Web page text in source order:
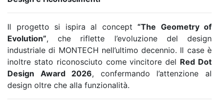
Il progetto si ispira al concept “The Geometry of
Evolution”, che riflette l’evoluzione del design
industriale di MONTECH nell’ultimo decennio. Il case è
inoltre stato riconosciuto come vincitore del Red Dot
Design Award 2026, confermando l’attenzione al
design oltre che alla funzionalità.